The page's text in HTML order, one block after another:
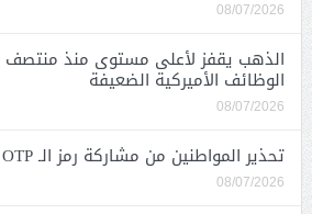
08/07/2026
الذهب يقفز لأعلى مستوى منذ منتصف
الوظائف الأميركية الضعيفة
08/07/2026
تحذير المواطنين من مشاركة رمز الـ OTP
08/07/2026